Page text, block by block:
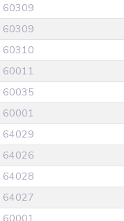
60309
60309
60310
60011
60035
60001
64029
64026
64028
64027
60001